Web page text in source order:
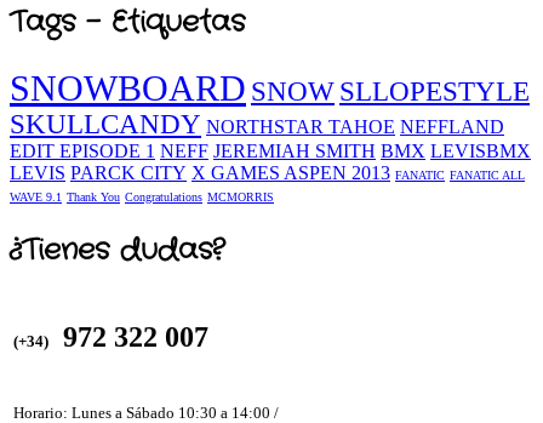
Tags - Etiquetas
SNOWBOARD SNOW SLLOPESTYLE
SKULLCANDY NORTHSTAR TAHOE NEFFLAND
EDIT EPISODE 1 NEFF JEREMIAH SMITH BMX LEVISBMX
LEVIS PARCK CITY X GAMES ASPEN 2013 FANATIC FANATIC ALL
WAVE 9.1 Thank You Congratulations MCMORRIS
¿Tienes dudas?
(+34) 972 322 007
Horario: Lunes a Sábado 10:30 a 14:00 /